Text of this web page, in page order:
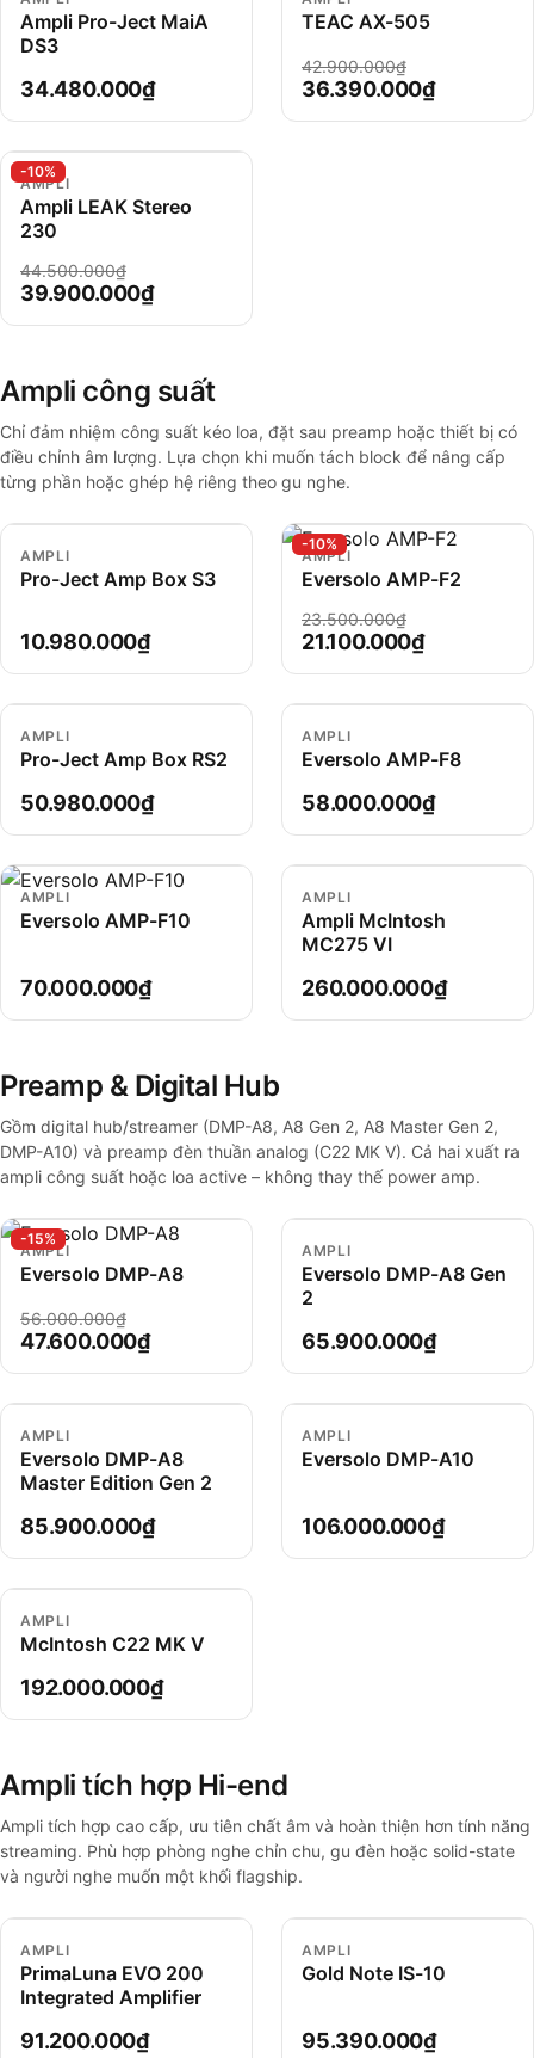
Ampli Pro-Ject MaiA
DS3
34.480.000₫
TEAC AX-505
36.390.000₫
42.900.000₫
-10%
AMPLI
Ampli LEAK Stereo
230
39.900.000₫
44.500.000₫
Ampli công suất
Chỉ đảm nhiệm công suất kéo loa, đặt sau preamp hoặc thiết bị có
điều chỉnh âm lượng. Lựa chọn khi muốn tách block để nâng cấp
từng phần hoặc ghép hệ riêng theo gu nghe.
AMPLI
Pro-Ject Amp Box S3
10.980.000₫
-10%
AMPLI
Eversolo AMP-F2
21.100.000₫
23.500.000₫
AMPLI
Pro-Ject Amp Box RS2
50.980.000₫
AMPLI
Eversolo AMP-F8
58.000.000₫
AMPLI
Eversolo AMP-F10
70.000.000₫
AMPLI
Ampli McIntosh
MC275 VI
260.000.000₫
Preamp & Digital Hub
Gồm digital hub/streamer (DMP-A8, A8 Gen 2, A8 Master Gen 2,
DMP-A10) và preamp đèn thuần analog (C22 MK V). Cả hai xuất ra
ampli công suất hoặc loa active – không thay thế power amp.
-15%
AMPLI
Eversolo DMP-A8
47.600.000₫
56.000.000₫
AMPLI
Eversolo DMP-A8 Gen
2
65.900.000₫
AMPLI
Eversolo DMP-A8
Master Edition Gen 2
85.900.000₫
AMPLI
Eversolo DMP-A10
106.000.000₫
AMPLI
McIntosh C22 MK V
192.000.000₫
Ampli tích hợp Hi-end
Ampli tích hợp cao cấp, ưu tiên chất âm và hoàn thiện hơn tính năng
streaming. Phù hợp phòng nghe chỉn chu, gu đèn hoặc solid-state
và người nghe muốn một khối flagship.
AMPLI
PrimaLuna EVO 200
Integrated Amplifier
91.200.000₫
AMPLI
Gold Note IS-10
95.390.000₫